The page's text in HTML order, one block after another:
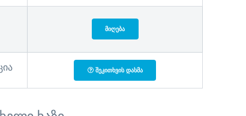
ᲛᲘᲦᲔᲑᲐ
ᲨᲔᲙᲘᲗᲮᲕᲘᲡ ᲓᲐᲡᲛᲐ